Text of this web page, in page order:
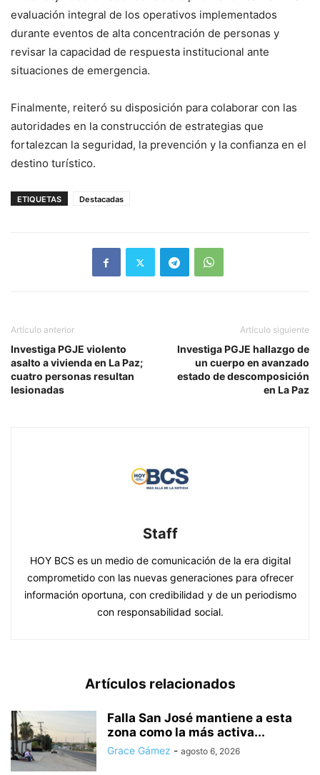
evaluación integral de los operativos implementados
durante eventos de alta concentración de personas y
revisar la capacidad de respuesta institucional ante
situaciones de emergencia.
Finalmente, reiteró su disposición para colaborar con las
autoridades en la construcción de estrategias que
fortalezcan la seguridad, la prevención y la confianza en el
destino turístico.
ETIQUETAS Destacadas
Artículo anterior
Investiga PGJE violento
asalto a vivienda en La Paz;
cuatro personas resultan
lesionadas
Artículo siguiente
Investiga PGJE hallazgo de
un cuerpo en avanzado
estado de descomposición
en La Paz
Staff
HOY BCS es un medio de comunicación de la era digital
comprometido con las nuevas generaciones para ofrecer
información oportuna, con credibilidad y de un periodismo
con responsabilidad social.
Artículos relacionados
Falla San José mantiene a esta
zona como la más activa...
Grace Gámez - agosto 6, 2026